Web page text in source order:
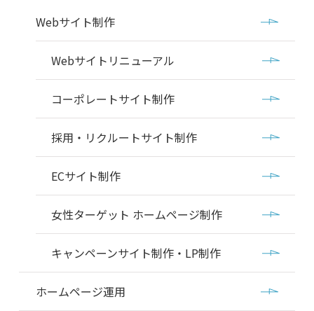
Webサイト制作
Webサイトリニューアル
コーポレートサイト制作
採用・リクルートサイト制作
ECサイト制作
女性ターゲット ホームページ制作
キャンペーンサイト制作・LP制作
ホームページ運用